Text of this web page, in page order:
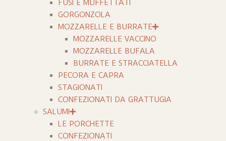
FUSI E MUFFETTATI
GORGONZOLA
MOZZARELLE E BURRATE
MOZZARELLE VACCINO
MOZZARELLE BUFALA
BURRATE E STRACCIATELLA
PECORA E CAPRA
STAGIONATI
CONFEZIONATI DA GRATTUGIA
SALUMI
LE PORCHETTE
CONFEZIONATI